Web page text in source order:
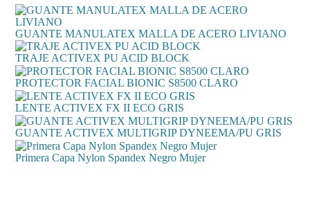
GUANTE MANULATEX MALLA DE ACERO LIVIANO
TRAJE ACTIVEX PU ACID BLOCK
PROTECTOR FACIAL BIONIC S8500 CLARO
LENTE ACTIVEX FX II ECO GRIS
GUANTE ACTIVEX MULTIGRIP DYNEEMA/PU GRIS
Primera Capa Nylon Spandex Negro Mujer